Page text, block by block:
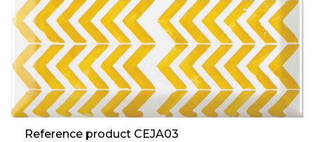
Reference product CEJA03